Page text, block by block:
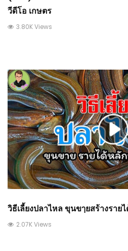
วีดีโอ เกษตร
3.80K Views
วิธีเลี้ยงปลาไหล ขุนขๅยสร้างราย
2.07K Views